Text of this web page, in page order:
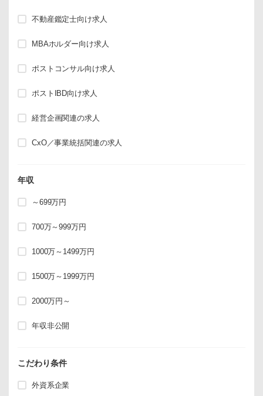
不動産鑑定士向け求人
MBAホルダー向け求人
ポストコンサル向け求人
ポストIBD向け求人
経営企画関連の求人
CxO／事業統括関連の求人
年収
～699万円
700万～999万円
1000万～1499万円
1500万～1999万円
2000万円～
年収非公開
こだわり条件
外資系企業